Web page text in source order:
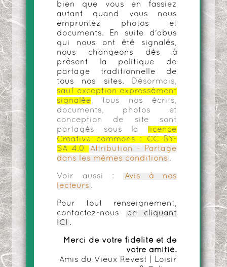
bien que vous en fassiez
autant quand vous nous
empruntez photos et
documents. En suite d'abus
qui nous ont été signalés,
nous changeons dès à
présent la politique de
partage traditionnelle de
tous nos sites.
Désormais,
sauf exception expressément
signalée , tous nos écrits,
documents, photos et
conception de site sont
partagés sous la
licence
Creative commons :
CC BY-
SA 4.0
Attribution - Partage
dans les mêmes conditions .
Voir aussi :
Avis à nos
lecteurs .
Pour tout renseignement,
contactez-nous
en cliquant
ICI
.
Merci de votre fidélité et de
votre amitié.
Amis du Vieux Revest | Loisir